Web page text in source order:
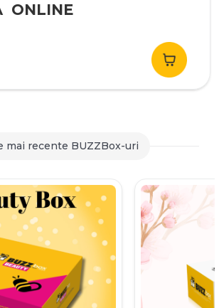
ONLINE
lei.
lei.
mai recente BUZZBox-uri